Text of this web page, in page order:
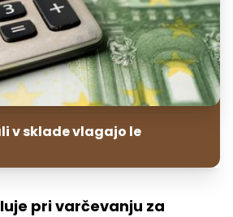
v sklade vlagajo le
pri varčevanju za